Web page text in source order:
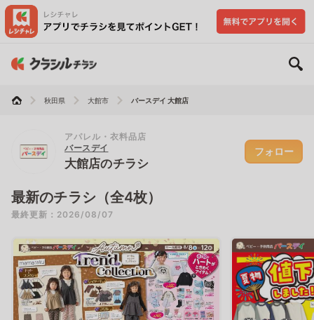
秋田県 大館市 バースデイ 大館店
アパレル・衣料品店
バースデイ
大館店のチラシ
フォロー
最新のチラシ（全4枚）
最終更新：2026/08/07